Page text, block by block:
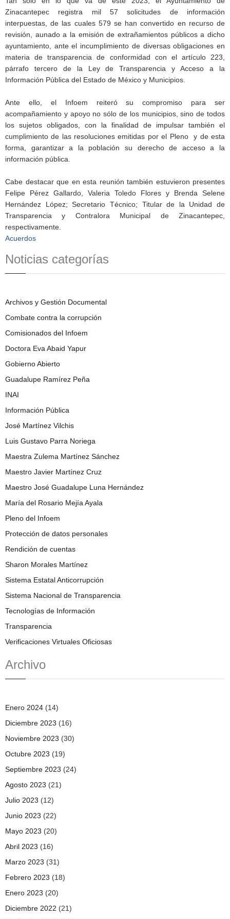
Zinacantepec registra mil 57 solicitudes de información
interpuestas, de las cuales 579 se han convertido en recurso de
revisión, aunado a la emisión de extrañamientos públicos a dicho
ayuntamiento, ante el incumplimiento de diversas obligaciones en
materia de transparencia de conformidad con el artículo 223,
párrafo tercero de la Ley de Transparencia y Acceso a la
Información Pública del Estado de México y Municipios.
Ante ello, el Infoem reiteró su compromiso para ser
acompañamiento y apoyo no sólo de los municipios, sino de todos
los sujetos obligados, con la finalidad de impulsar también el
cumplimiento de las resoluciones emitidas por el Pleno y de esta
forma, garantizar a la población su derecho de acceso a la
información pública.
Cabe destacar que en esta reunión también estuvieron presentes
Felipe Pérez Gallardo, Valeria Toledo Flores y Brenda Selene
Hernández López; Secretario Técnico; Titular de la Unidad de
Transparencia y Contralora Municipal de Zinacantepec,
respectivamente.
Acuerdos
Noticias categorías
Archivos y Gestión Documental
Combate contra la corrupción
Comisionados del Infoem
Doctora Eva Abaid Yapur
Gobierno Abierto
Guadalupe Ramírez Peña
INAI
Información Pública
José Martínez Vilchis
Luis Gustavo Parra Noriega
Maestra Zulema Martínez Sánchez
Maestro Javier Martínez Cruz
Maestro José Guadalupe Luna Hernández
María del Rosario Mejía Ayala
Pleno del Infoem
Protección de datos personales
Rendición de cuentas
Sharon Morales Martínez
Sistema Estatal Anticorrupción
Sistema Nacional de Transparencia
Tecnologías de Información
Transparencia
Verificaciones Virtuales Oficiosas
Archivo
Enero 2024 (14)
Diciembre 2023 (16)
Noviembre 2023 (30)
Octubre 2023 (19)
Septiembre 2023 (24)
Agosto 2023 (21)
Julio 2023 (12)
Junio 2023 (22)
Mayo 2023 (20)
Abril 2023 (16)
Marzo 2023 (31)
Febrero 2023 (18)
Enero 2023 (20)
Diciembre 2022 (21)